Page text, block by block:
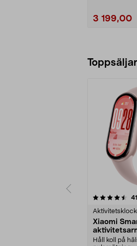
3 199,00
41
Xiaomi
Håll koll på
4.0